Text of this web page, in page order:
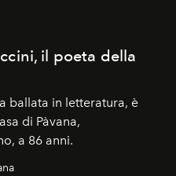
il poeta della
ballata in letteratura, è
di Pàvana,
a 86 anni.